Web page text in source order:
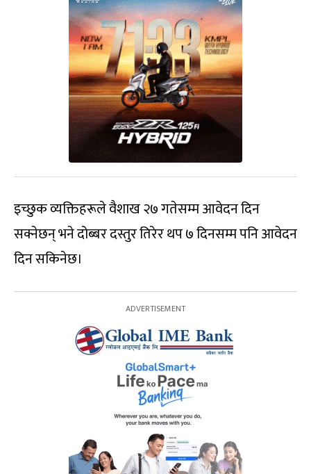
इच्छुक व्यक्तिहरूले वैशाख २७ गतेसम्म आवेदन दिन
सक्नेछन् भने दोब्बर दस्तुर तिरेर थप ७ दिनसम्म पनि आवेदन
दिन सकिनेछ।